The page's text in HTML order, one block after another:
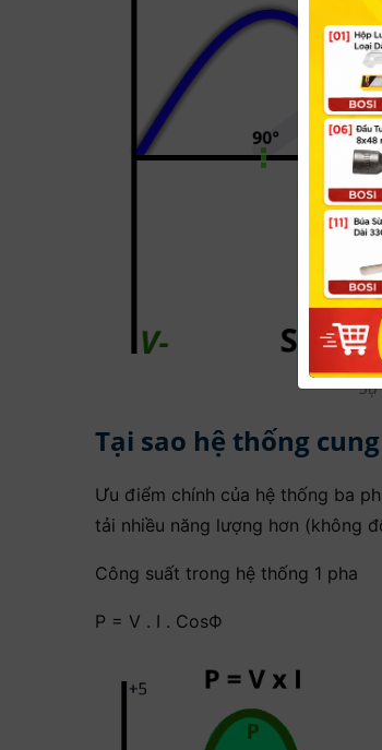
Tại sao hệ thống
Ưu điểm chính của hệ thống ba
tải nhiều năng lượng hơn (không
Công suất trong hệ thống 1 pha
P = V . I . CosФ